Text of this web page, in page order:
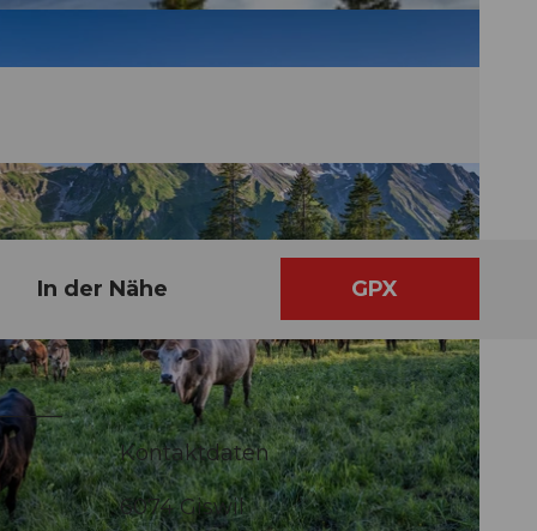
In der Nähe GPX
Kontaktdaten
6074Giswil